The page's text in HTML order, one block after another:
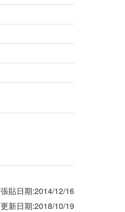
張貼日期:2014/12/16
更新日期:2018/10/19